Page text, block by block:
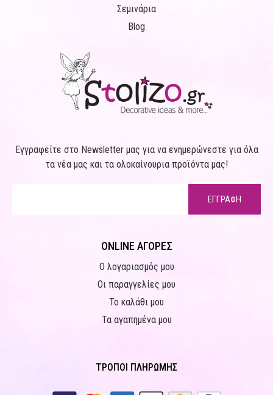
Σεμινάρια
Blog
Εγγραφείτε στο Newsletter μας για να ενημερώνεστε για όλα
τα νέα μας και τα ολοκαίνουρια προϊόντα μας!
ΕΓΓΡΑΦΗ
ONLINE ΑΓΟΡΕΣ
Ο λογαριασμός μου
Οι παραγγελίες μου
Το καλάθι μου
Τα αγαπημένα μου
ΤΡΟΠΟΙ ΠΛΗΡΩΜΗΣ